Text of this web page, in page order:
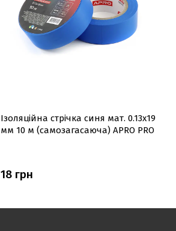
Ізоляцiйна стрiчка синя мат. 0.13х19
мм 10 м (самозагасаюча) APRO PRO
18 грн